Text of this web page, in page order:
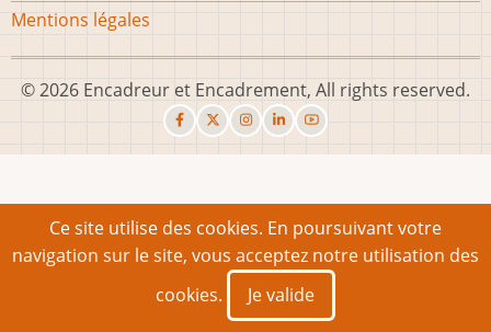
Mentions légales
© 2026 Encadreur et Encadrement, All rights reserved.
Ce site utilise des cookies. En poursuivant votre
navigation sur le site, vous acceptez notre utilisation des
cookies.
Je valide